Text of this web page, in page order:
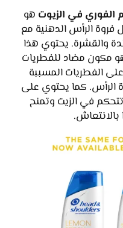
الفوري في الزيوت هو
الرأس الدهنية مع
والقشرة. يحتوي هذا
مكون مضاد للفطريات
الفطريات المسببة
الرأس. كما يحتوي على
في الزيت وتمنح